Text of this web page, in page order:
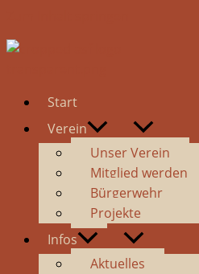
Start
Verein
Unser Verein
Mitglied werden
Bürgerwehr
Projekte
Infos
Aktuelles